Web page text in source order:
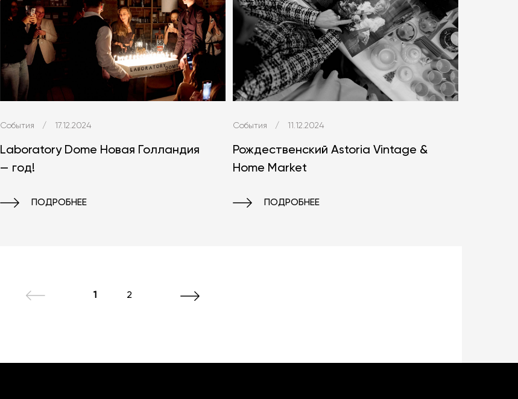
События / 17.12.2024
Laboratory Dome Новая Голландия
— год!
ПОДРОБНЕЕ
События / 11.12.2024
Рождественский Astoria Vintage &
Home Market
ПОДРОБНЕЕ
1 2